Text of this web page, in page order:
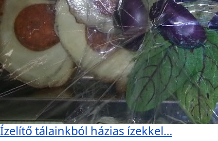
Ízelítő tálainkból házias ízekkel...